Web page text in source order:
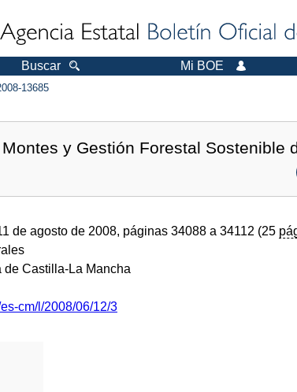
Buscar Mi BOE
13685
y Gestión Forestal Sostenible
de agosto de 2008, páginas 34088 a 34112 (25
Castilla-La Mancha
cm/l/2008/06/12/3